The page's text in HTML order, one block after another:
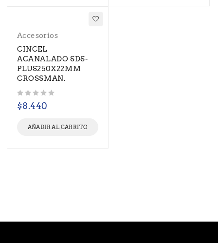
Accesorios
CINCEL
ACANALADO SDS-
PLUS250X22MM
CROSSMAN.
$8.440
AÑADIR AL CARRITO